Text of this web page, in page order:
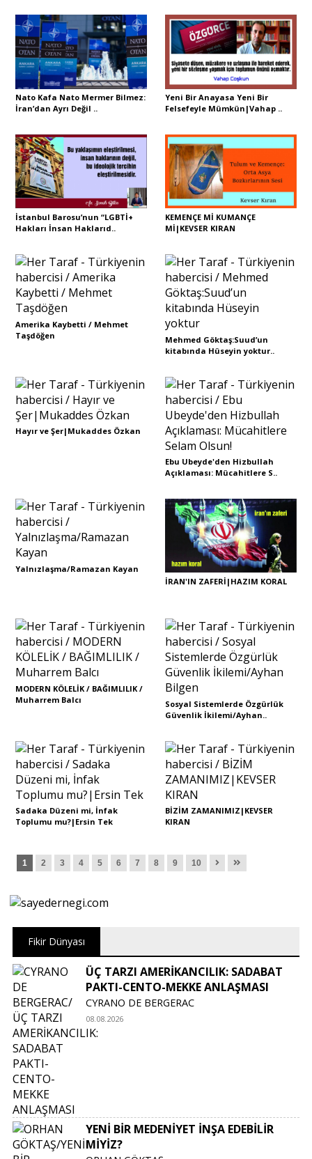
Eğitim
Dosya Haber
Ankara Analiz
Nato Kafa Nato Mermer Bilmez:
İran’dan Ayrı Değil ..
Yeni Bir Anayasa Yeni Bir
Felsefeyle Mümkün|Vahap ..
İstanbul Barosu’nun “LGBTİ+
Hakları İnsan Haklarıd..
KEMENÇE Mİ KUMANÇE
Mİ|KEVSER KIRAN
Amerika Kaybetti / Mehmet
Taşdöğen
Mehmed Göktaş:Suud’un
kitabında Hüseyin yoktur..
Hayır ve Şer|Mukaddes Özkan
Ebu Ubeyde'den Hizbullah
Açıklaması: Mücahitlere S..
Yalnızlaşma/Ramazan Kayan
İRAN'IN ZAFERİ|HAZIM KORAL
MODERN KÖLELİK / BAĞIMLILIK /
Muharrem Balcı
Sosyal Sistemlerde Özgürlük
Güvenlik İkilemi/Ayhan..
Sadaka Düzeni mi, İnfak
Toplumu mu?|Ersin Tek
BİZİM ZAMANIMIZ|KEVSER
KIRAN
1 2 3 4 5 6 7 8 9 10
Fikir Dünyası
ÜÇ TARZI AMERİKANCILIK: SADABAT
PAKTI-CENTO-MEKKE ANLAŞMASI
CYRANO DE BERGERAC
08.08.2026
YENİ BİR MEDENİYET İNŞA EDEBİLİR
MİYİZ?